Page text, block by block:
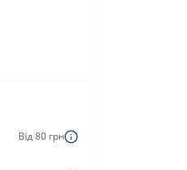
Від 80 грн